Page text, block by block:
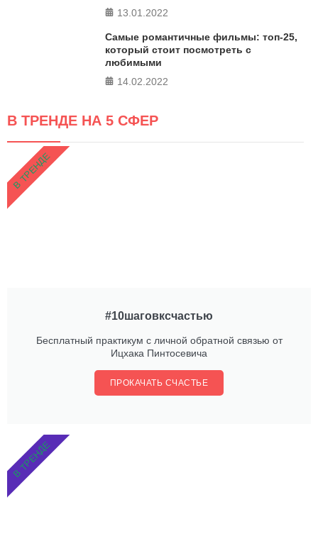
13.01.2022
Самые романтичные фильмы: топ-25,
который стоит посмотреть с
любимыми
14.02.2022
В ТРЕНДЕ НА 5 СФЕР
#10шаговксчастью
Бесплатный практикум с личной обратной связью от
Ицхака Пинтосевича
ПРОКАЧАТЬ СЧАСТЬЕ
В ТРЕНДЕ
В ТРЕНДЕ